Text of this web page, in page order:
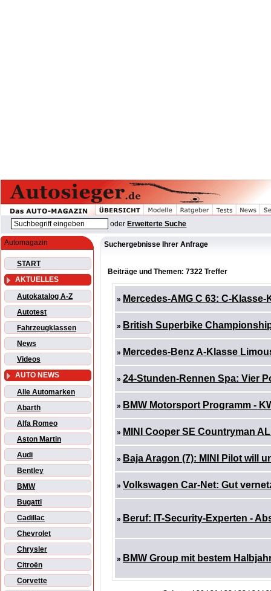
oder Erweiterte Suche
Automagazin
START
AKTUELLES
Autokatalog A-Z
Autotest
Fahrzeugklassen
News
Videos
AUTO NEWS
Alle Automarken
Abarth
Alfa Romeo
Aston Martin
Audi
Bentley
BMW
Bugatti
Cadillac
Chevrolet
Chrysler
Citroën
Corvette
Suchergebnisse Ihrer Anfrage
Beiträge und Themen: 7322 Treffer
» Mercedes-AMG C 63: C-
» British Superbike
» Mercedes-Benz A-Klasse
» 24-Stunden-Rennen Spa: Vier
» BMW Motorsport Programm -
» MINI Cooper SE Countryman
» Baja Aragon (7): MINI Pilot will
» Volkswagen Car-Net: Gut
» Beruf: IT-Security-Experten -
» BMW Group mit bestem